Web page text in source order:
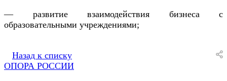
— развитие взаимодействия бизнеса с
образовательными учреждениями;
Назад к списку
ОПОРА РОССИИ